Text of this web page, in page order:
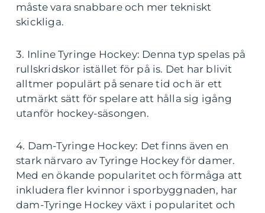
måste vara snabbare och mer tekniskt
skickliga.
3. Inline Tyringe Hockey: Denna typ spelas på
rullskridskor istället för på is. Det har blivit
alltmer populärt på senare tid och är ett
utmärkt sätt för spelare att hålla sig igång
utanför hockey-säsongen.
4. Dam-Tyringe Hockey: Det finns även en
stark närvaro av Tyringe Hockey för damer.
Med en ökande popularitet och förmåga att
inkludera fler kvinnor i sporbyggnaden, har
dam-Tyringe Hockey växt i popularitet och